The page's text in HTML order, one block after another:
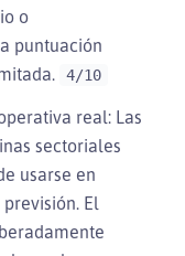
o
puntuación
4/10
real: Las
sectoriales
usarse en
El